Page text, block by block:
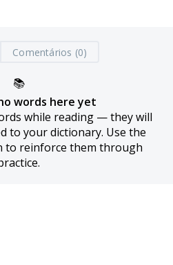
Comentários (0)
📚
words here yet
while reading — they will
to your dictionary. Use the
to reinforce them through